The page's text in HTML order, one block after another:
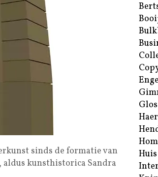
sinds de formatie van
, aldus kunsthistorica Sandra